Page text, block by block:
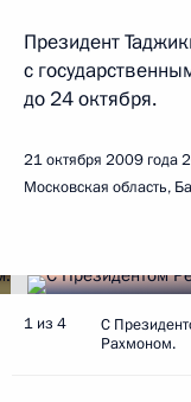
Президент
с
до 24 октября.
21 октября 2009 года
Московская область,
1 из 4
С
Рахмоном.